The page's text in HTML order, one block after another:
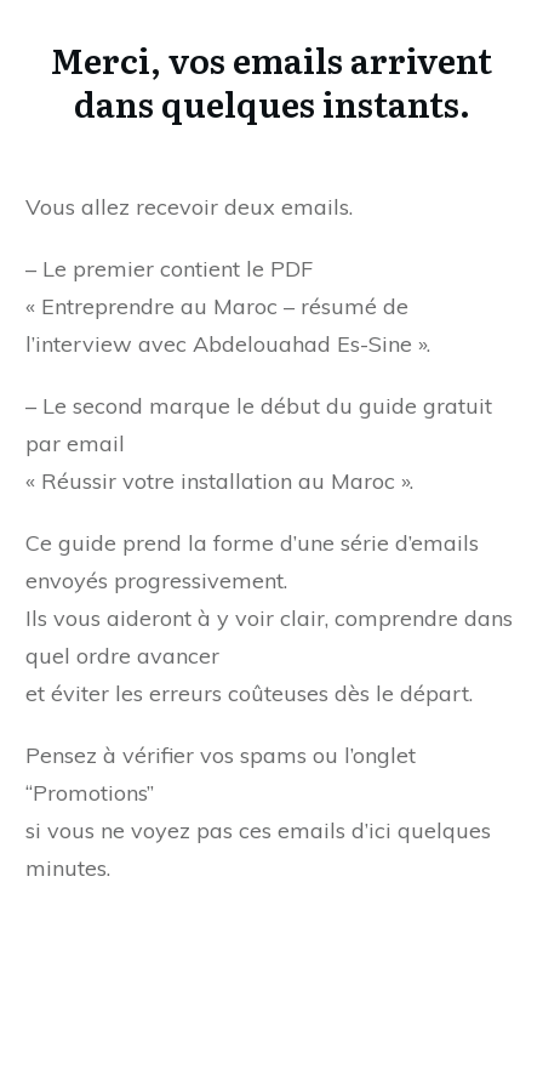
Merci, vos emails arrivent
dans quelques instants.
Vous allez recevoir deux emails.
– Le premier contient le PDF
« Entreprendre au Maroc – résumé de
l’interview avec Abdelouahad Es-Sine ».
– Le second marque le début du guide gratuit
par email
« Réussir votre installation au Maroc ».
Ce guide prend la forme d’une série d’emails
envoyés progressivement.
Ils vous aideront à y voir clair, comprendre dans
quel ordre avancer
et éviter les erreurs coûteuses dès le départ.
Pensez à vérifier vos spams ou l’onglet
“Promotions”
si vous ne voyez pas ces emails d’ici quelques
minutes.